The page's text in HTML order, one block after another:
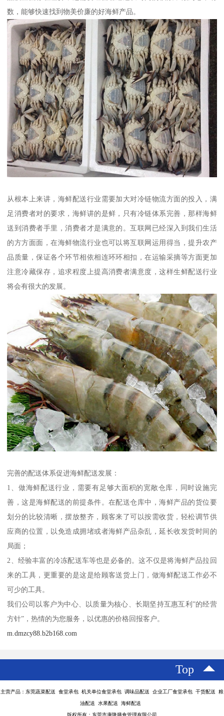
数，能够快速找到物美价廉的好海鲜产品。
从根本上来讲，海鲜配送行业需要加大对冷链物流方面的投入，满
足消费者对的要求，海鲜讲的是鲜，只有冷链体系完善，那样海鲜
送到消费者手里，消费者才是满意的。互联网已经深入到我们生活
的方方面面，在海鲜物流行业也可以将互联网运用得当，提升农产
品质量，保证各个环节相依相连环环相扣，在运输采摘等方面更加
注意冷藏保存，追求程度上提高消费者满意度，这样生鲜配送行业
将会有很大的发展。
完善的配送体系促进海鲜配送发展：
1、做海鲜配送行业，需要有足够大面积的宽敞仓库，同时设施完
善，这是海鲜配送的前提条件。在配送仓库中，海鲜产品的货位要
划分的比较清晰，摆放整齐，顾客来了可以按需收货，轻松调节供
应商的位置，以免造成拥堵或者海鲜产品杂乱，延长收发货时间的
局面；
2、经验丰富的冷冻配送车等也是必备的。这不仅是将海鲜产品拉回
来的工具，更重要的是这是给顾客送货上门，做海鲜配送工作必不
可少的工具。
我们公司以客户为中心、以质量为核心、长期坚持互惠互利”的经营
方针”，热情的为您服务，以优惠的价格回报客户。
m.dmzcy88.b2b168.com
Top
主营产品：东莞蔬菜配送 食堂承包 机关单位食堂承包 调味品配送 企业工厂食堂承包 干货配送 粮
油配送 水果配送 海鲜配送
版权所有：东莞市康隆膳食管理有限公司